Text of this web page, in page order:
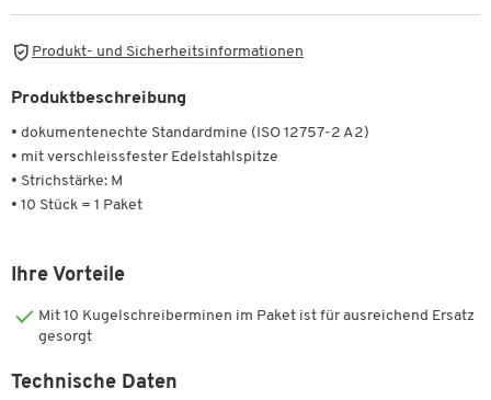
Produkt- und Sicherheitsinformationen
Produktbeschreibung
• dokumentenechte Standardmine (ISO 12757-2 A2)
• mit verschleissfester Edelstahlspitze
• Strichstärke: M
• 10 Stück = 1 Paket
Ihre Vorteile
Mit 10 Kugelschreiberminen im Paket ist für ausreichend Ersatz
gesorgt
Technische Daten